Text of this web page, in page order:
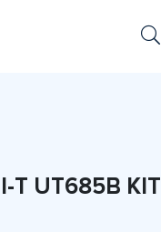
T UT685B KIT